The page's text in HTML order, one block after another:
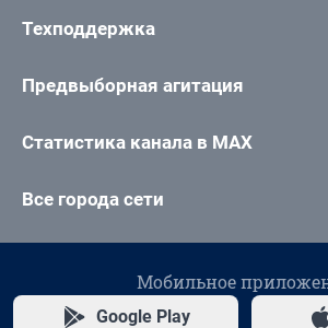
Техподдержка
Предвыборная агитация
Статистика канала в MAX
Все города сети
Мобильное
Google Play